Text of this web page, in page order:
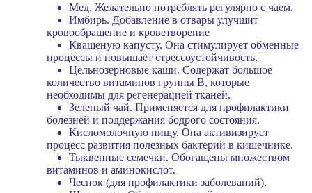
Мед. Желательно потреблять регулярно с чаем.
Имбирь. Добавление в отвары улучшит
кровообращение и кроветворение
Квашеную капусту. Она стимулирует обменные
процессы и повышает стрессоустойчивость.
Цельнозерновые каши. Содержат большое
количество витаминов группы В, которые
необходимы для регенерацией тканей.
Зеленый чай. Применяется для профилактики
болезней и поддержания бодрого состояния.
Кисломолочную пищу. Она активизирует
процесс развития полезных бактерий в кишечнике.
Тыквенные семечки. Обогащены множеством
витаминов и аминокислот.
Чеснок (для профилактики заболеваний).